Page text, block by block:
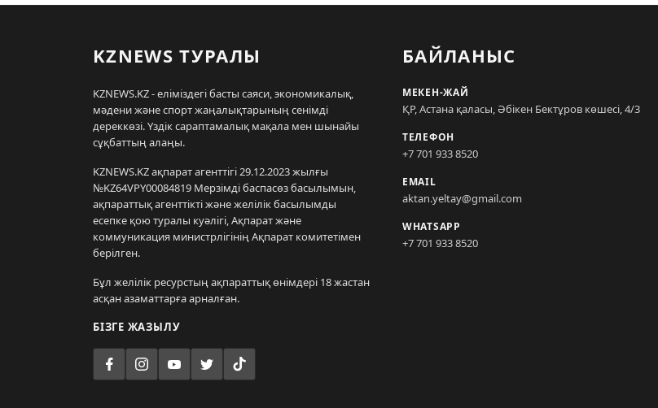
KZNEWS ТУРАЛЫ
KZNEWS.KZ - еліміздегі басты саяси, экономикалық,
мәдени және спорт жаңалықтарының сенімді
дереккөзі. Үздік сараптамалық мақала мен шынайы
сұқбаттың алаңы.
KZNEWS.KZ ақпарат агенттігі 29.12.2023 жылғы
№KZ64VPY00084819 Мерзімді баспасөз басылымын,
ақпараттық агенттікті және желілік басылымды
есепке қою туралы куәлігі, Ақпарат және
коммуникация министрлігінің Ақпарат комитетімен
берілген.
Бұл желілік ресурстың ақпараттық өнімдері 18 жастан
асқан азаматтарға арналған.
БІЗГЕ ЖАЗЫЛУ
БАЙЛАНЫС
МЕКЕН-ЖАЙ
ҚР, Астана қаласы, Әбікен Бектұров көшесі, 4/3
ТЕЛЕФОН
+7 701 933 8520
EMAIL
aktan.yeltay@gmail.com
WHATSAPP
+7 701 933 8520